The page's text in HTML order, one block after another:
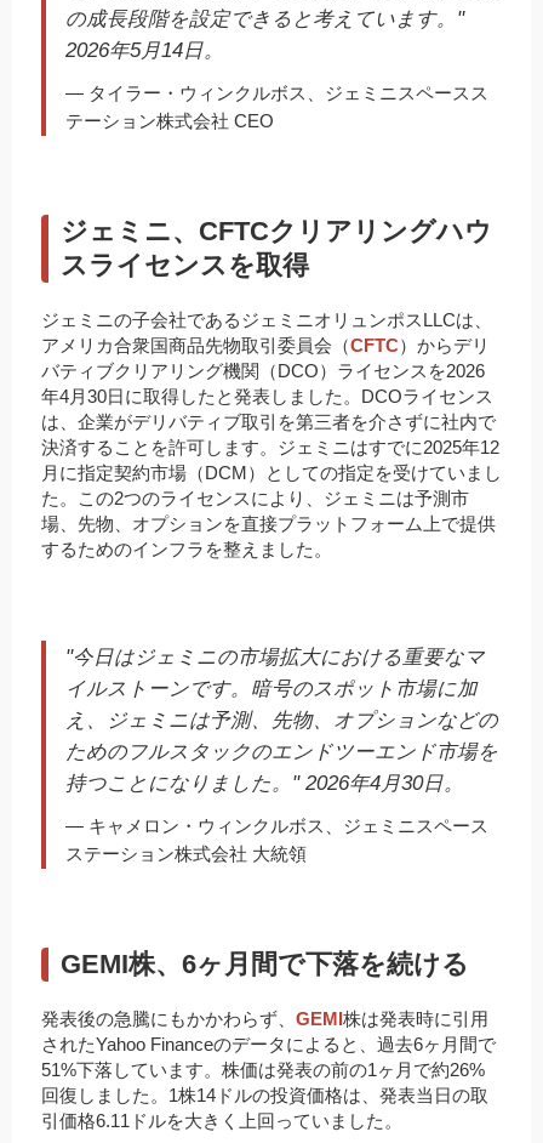
の成長段階を設定できると考えています。"
2026年5月14日。
— タイラー・ウィンクルボス、ジェミニスペースス
テーション株式会社 CEO
ジェミニ、CFTCクリアリングハウ
スライセンスを取得
ジェミニの子会社であるジェミニオリュンポスLLCは、
アメリカ合衆国商品先物取引委員会（CFTC）からデリ
バティブクリアリング機関（DCO）ライセンスを2026
年4月30日に取得したと発表しました。DCOライセンス
は、企業がデリバティブ取引を第三者を介さずに社内で
決済することを許可します。ジェミニはすでに2025年12
月に指定契約市場（DCM）としての指定を受けていまし
た。この2つのライセンスにより、ジェミニは予測市
場、先物、オプションを直接プラットフォーム上で提供
するためのインフラを整えました。
"今日はジェミニの市場拡大における重要なマ
イルストーンです。暗号のスポット市場に加
え、ジェミニは予測、先物、オプションなどの
ためのフルスタックのエンドツーエンド市場を
持つことになりました。" 2026年4月30日。
— キャメロン・ウィンクルボス、ジェミニスペース
ステーション株式会社 大統領
GEMI株、6ヶ月間で下落を続ける
発表後の急騰にもかかわらず、 GEMI株は発表時に引用
されたYahoo Financeのデータによると、過去6ヶ月間で
51%下落しています。株価は発表の前の1ヶ月で約26%
回復しました。1株14ドルの投資価格は、発表当日の取
引価格6.11ドルを大きく上回っていました。